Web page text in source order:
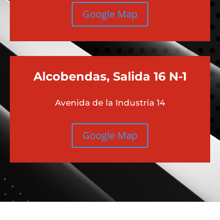
Google Map
Alcobendas, Salida 16 N-1
Avenida de la Industria 14
Google Map